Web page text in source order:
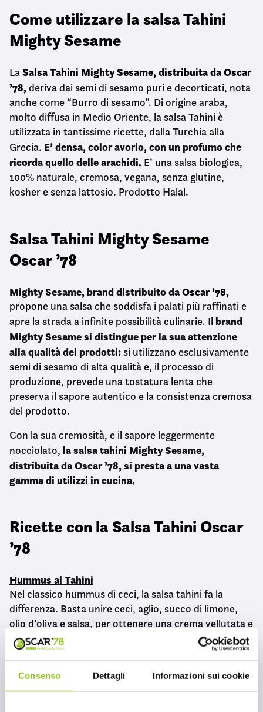
Consenso Dettagli Informazioni sui cookie
Come utilizzare la salsa Tahini
Mighty Sesame
LaSalsa Tahini Mighty Sesame, distribuita da Oscar
’78,deriva dai semi di sesamo puri e decorticati, nota
anche come “Burro di sesamo”. Di origine araba,
molto diffusa in Medio Oriente, la salsa Tahini è
utilizzata in tantissime ricette, dalla Turchia alla
Grecia. E’ densa, color avorio, con un profumo che
ricorda quello delle arachidi. E’ una salsa biologica,
100% naturale, cremosa, vegana, senza glutine,
kosher e senza lattosio. Prodotto Halal.
Salsa Tahini Mighty Sesame
Oscar ’78
Mighty Sesame, brand distribuito daOscar ’78,
propone una salsa che soddisfa i palati più raffinati e
apre la strada a infinite possibilità culinarie. Il brand
Mighty Sesamesi distingue per la sua attenzione
alla qualità dei prodotti:si utilizzano esclusivamente
semi di sesamo di alta qualità e, il processo di
produzione, prevede una tostatura lenta che
preserva il sapore autentico e la consistenza cremosa
del prodotto.
Con la sua cremosità, e il sapore leggermente
nocciolato, la salsa tahini Mighty Sesame,
distribuita da Oscar ’78, si presta a una vasta
gamma di utilizzi in cucina.
Ricette con la Salsa Tahini Oscar
’78
Hummus al Tahini
Nel classico hummus di ceci, la salsa tahini fa la
differenza. Basta unire ceci, aglio, succo di limone,
olio d’oliva e salsa, per ottenere una crema vellutata e
ricca di sapore.
Condimento per Insalate
Perfetta per condire le insalate: mescolata all’olio
d’oliva, aceto di mele, aglio e un pizzico di sale, per un